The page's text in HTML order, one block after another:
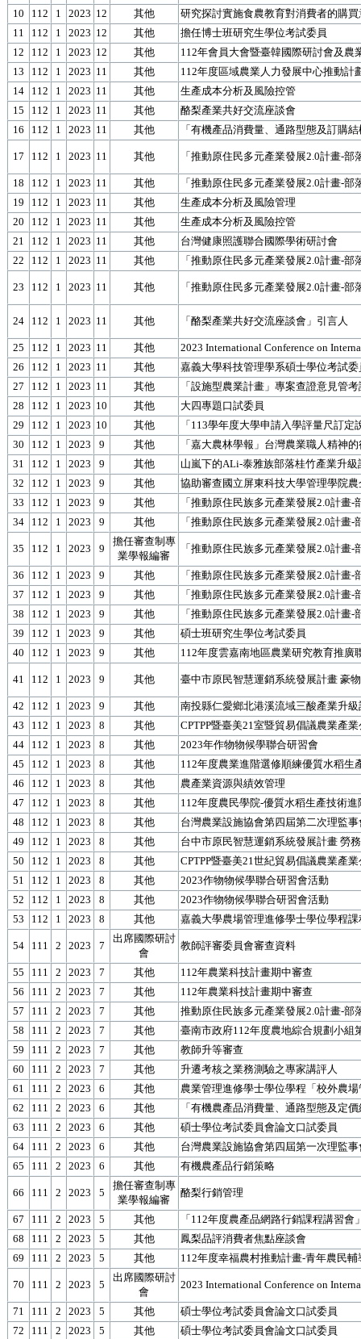
10 112 1 2023 12 其他
研究探討實施食農教育對消費者的購
11
112 1 2023 12 其他
擔任博士班研究生學位考試委員
12
112 1 2023 12 其他
112年會員大會暨臺韓國際研討會及農
13
112 1 2023 11 其他
112年度區域農業人力發展中心推動計
14
112 1 2023 11 其他
生產成本分析及風險控管
15
112 1 2023 11 其他
酪梨產業共好交流座談會
16
112 1 2023 11 其他 「有機產品消費量、通路型態及訂購
17 112 1 2023 11 其他 「推動原住民多元產業發展2.0計畫-
18 112 1 2023 11 其他
「推動原住民多元產業發展2.0計畫-
19
112 1 2023 11 其他
生產成本分析及風險管理
20
112 1 2023 11 其他
生產成本分析及風險控管
21
112 1 2023 11 其他
台灣健康照護聯合國際學術研討會
22
112 1 2023 11 其他 「推動原住民多元產業發展2.0計畫-
23 112 1 2023 11 其他 「推動原住民多元產業發展2.0計畫-
24 112 1 2023 11 其他 「酪梨產業共好交流座談會」引言人
25 112 1 2023 11 其他
2023 International Conference on
26
112 1 2023 11 其他
嘉義大學科技管理學系碩士學位考試
27
112 1 2023 11 其他
「設施型農業計畫」專案查證意見管
28
112 1 2023 10 其他
大四專題口試委員
29
112 1 2023 10 其他
「113學年度大學申請入學評量尺訂定
30
112 1 2023 9 其他
「嘉大農林學報」台灣農業職人精神
31
112 1 2023 9 其他
山嵐下的ALi-泰雅族部落桂竹產業升級
32
112 1 2023 9 其他
協助審查國立屏東科技大學管理學院
33
112 1 2023 9 其他
「推動原住民族多元產業發展2.0計畫
34
112 1 2023 9 其他 「推動原住民族多元產業發展2.0計畫
35 112 1 2023 9
擔任審查制專
業學報編審
「推動原住民族多元產業發展2.0計畫
36 112 1 2023 9 其他
「推動原住民族多元產業發展2.0計畫
37
112 1 2023 9 其他
「推動原住民族多元產業發展2.0計畫
38
112 1 2023 9 其他
「推動原住民族多元產業發展2.0計畫
39
112 1 2023 9 其他
碩士班研究生學位考試委員
40
112 1 2023 9 其他 112年度雲嘉南地區農業研究教育推廣
41 112 1 2023 9 其他 臺中市原民智慧運銷系統發展計畫 豪
42 112 1 2023 9 其他
南投縣仁愛鄉北港溪流域三酸產業升級
43
112 1 2023 8 其他
CPTPP暨臺美21室暨貿易倡議農業產
44
112 1 2023 8 其他
2023年作物物候學聯合研習會
45
112 1 2023 8 其他
112年度農業進階選修順練優質水稻生
46
112 1 2023 8 其他
農產業資源與績效管理
47
112 1 2023 8 其他
112年度農民學院-優質水稻生產技術進
48
112 1 2023 8 其他
台灣農業設施協會第四屆第二次理監事
49
112 1 2023 8 其他
台中市原民智慧運銷系統發展計畫 勞
50
112 1 2023 8 其他
CPTPP暨臺美21世紀貿易倡議農業產
51
112 1 2023 8 其他
2023作物物候學聯合研習會活動
52
112 1 2023 8 其他
2023作物物候學聯合研習會活動
53
112 1 2023 8 其他 嘉義大學農場管理進修學士學位學程
54 111 2 2023 7
出席國際研討
會
教師評審委員會審查資料
55 111 2 2023 7 其他
112年農業科技計畫期中審查
56
111 2 2023 7 其他
112年農業科技計畫期中審查
57
111 2 2023 7 其他
推動原住民族多元產業發展2.0計畫-部
58
111 2 2023 7 其他
臺南市政府112年度農地綜合規劃小組
59
111 2 2023 7 其他
教師升等審查
60
111 2 2023 7 其他
升遷考核之業務測驗之專家講評人
61
111 2 2023 6 其他
農業管理進修學士學位學程「校外農
62
111 2 2023 6 其他
「有機農產品消費量、通路型態及定
63
111 2 2023 6 其他
碩士學位考試委員會論文口試委員
64
111 2 2023 6 其他
台灣農業設施協會第四屆第一次理監事
65
111 2 2023 6 其他 有機農產品行銷策略
66 111 2 2023 5
擔任審查制專
業學報編審
酪梨行銷管理
67 111 2 2023 5 其他
「112年度農產品網路行銷課程講習會
68
111 2 2023 5 其他
鳳梨品評消費者焦點座談會
69
111 2 2023 5 其他 112年度幸福農村推動計畫-青年農民
70 111 2 2023 5
出席國際研討
會
2023 International Conference on
71 111 2 2023 5 其他
碩士學位考試委員會論文口試委員
72
111 2 2023 5 其他 碩士學位考試委員會論文口試委員